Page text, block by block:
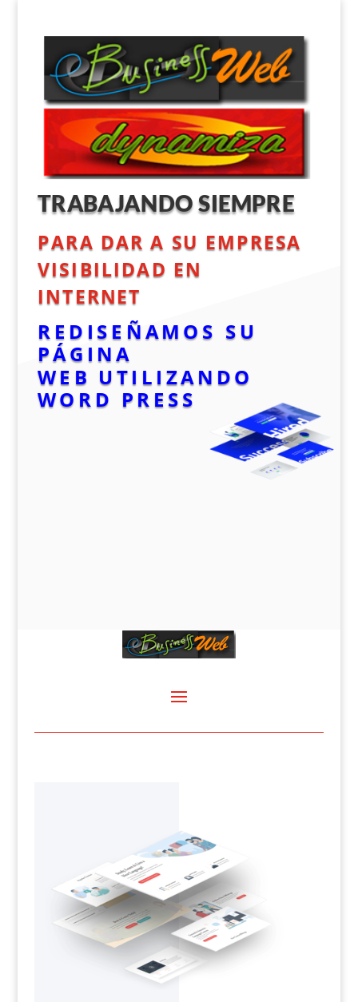
TRABAJANDO SIEMPRE
PARA DAR A SU EMPRESA
VISIBILIDAD EN
INTERNET
REDISEÑAMOS SU
PÁGINA
WEB UTILIZANDO
WORD PRESS